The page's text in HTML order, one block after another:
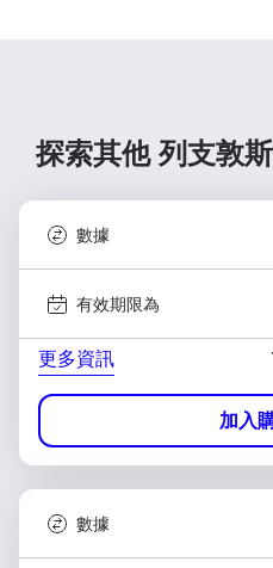
探索其他 列支敦
數據
有效期限為
更多資訊
加入
數據